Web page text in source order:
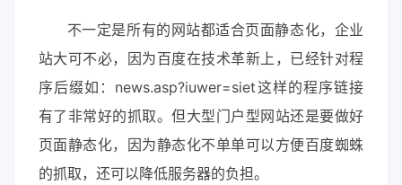
不一定是所有的网站都适合页面静态化，企业
站大可不必，因为百度在技术革新上，已经针对程
序后缀如：news.asp?iuwer=siet这样的程序链接
有了非常好的抓取。但大型门户型网站还是要做好
页面静态化，因为静态化不单单可以方便百度蜘蛛
的抓取，还可以降低服务器的负担。